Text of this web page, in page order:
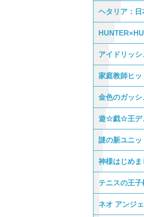
ヘタリア：日
アイドリッ
家庭教師ヒ
金色のガッ
遊☆戯☆王デ
謎の新ユニ
神様はじめ
テニスの王
ネオ アンジ